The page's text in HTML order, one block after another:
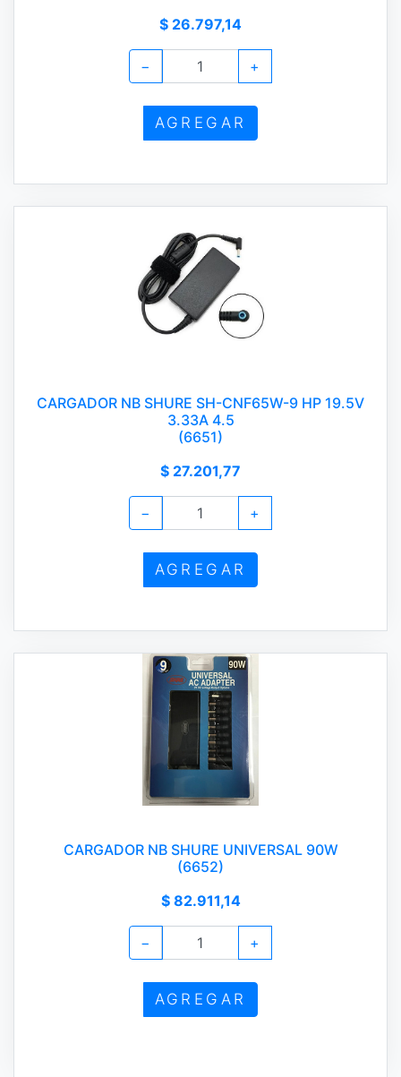
$ 26.797,14
− +
AGREGAR
CARGADOR NB SHURE SH-CNF65W-9 HP 19.5V
3.33A 4.5
(6651)
$ 27.201,77
− +
AGREGAR
CARGADOR NB SHURE UNIVERSAL 90W
(6652)
$ 82.911,14
− +
AGREGAR